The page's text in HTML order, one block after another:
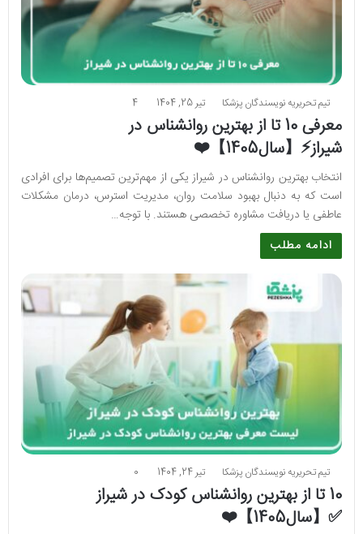
تیم تحریریه نویسندگان پزشکا تیر 25, 1404 4
معرفی 10 تا از بهترین روانشناس در
شیراز⚡【سال1405】❤️
انتخاب بهترین روانشناس در شیراز یکی از مهم‌ترین تصمیم‌ها برای افرادی
است که به دنبال بهبود سلامت روان، مدیریت استرس، درمان مشکلات
عاطفی یا دریافت مشاوره تخصصی هستند. با توجه…
ادامه مطلب
تیم تحریریه نویسندگان پزشکا تیر 24, 1404 0
10 تا از بهترین روانشناس کودک در شیراز
✅【سال1405】❤️